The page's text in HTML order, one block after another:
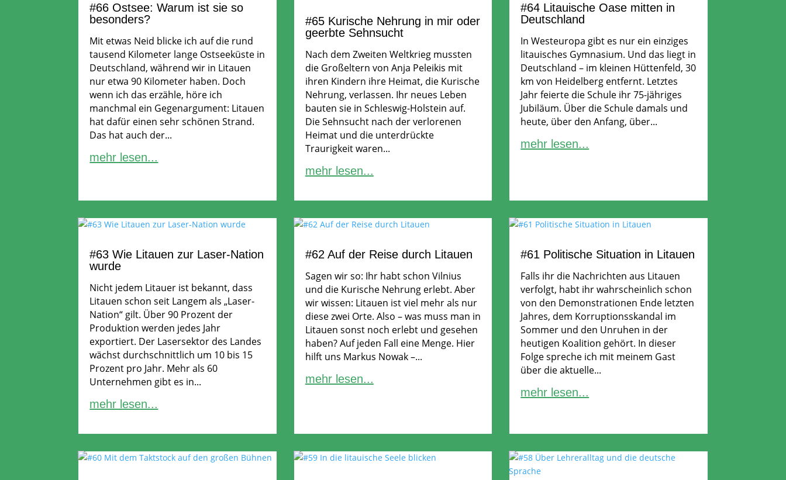
#66 Ostsee: Warum ist sie so
besonders?
Mit etwas Neid blicke ich auf die rund
tausend Kilometer lange Ostseeküste in
Deutschland, während wir in Litauen
nur etwa 90 Kilometer haben. Doch
wenn ich das erzähle, höre ich
manchmal ein Gegenargument: Litauen
hat dafür einen sehr schönen Strand.
Das hat auch der...
mehr lesen...
#65 Kurische Nehrung in mir oder
geerbte Sehnsucht
Nach dem Zweiten Weltkrieg mussten
die Großeltern von Anja Peleikis mit
ihren Kindern ihre Heimat, die Kurische
Nehrung, verlassen. Ihr neues Leben
bauten sie in Schleswig-Holstein auf.
Die Sehnsucht nach der verlorenen
Heimat und die unterdrückte
Traurigkeit waren...
mehr lesen...
#64 Litauische Oase mitten in
Deutschland
In Westeuropa gibt es nur ein einziges
litauisches Gymnasium. Und das liegt in
Deutschland – im kleinen Hüttenfeld, 30
km von Heidelberg entfernt. Letztes
Jahr feierte die Schule ihr 75-jähriges
Jubiläum. Über die Schule damals und
heute, über den Anfang, über...
mehr lesen...
#63 Wie Litauen zur Laser-Nation
wurde
Nicht jedem Litauer ist bekannt, dass
Litauen schon seit Langem als „Laser-
Nation“ gilt. Über 90 Prozent der
Produktion werden jedes Jahr
exportiert. Der Lasersektor des Landes
wächst durchschnittlich um 10 bis 15
Prozent pro Jahr. Mehr als 60
Unternehmen gibt es in...
mehr lesen...
#62 Auf der Reise durch Litauen
Sagen wir so: Ihr habt schon Vilnius
und die Kurische Nehrung erlebt. Aber
wir wissen: Litauen ist viel mehr als nur
diese zwei Orte. Also – was muss man in
Litauen sonst noch erlebt und gesehen
haben? Auf jeden Fall eine Menge. Hier
hilft uns Markus Nowak –...
mehr lesen...
#61 Politische Situation in Litauen
Falls ihr die Nachrichten aus Litauen
verfolgt, habt ihr wahrscheinlich schon
von den Demonstrationen Ende letzten
Jahres, dem Korruptionsskandal im
Sommer und den Unruhen in der
heutigen Koalition gehört. In dieser
Folge spreche ich mit meinem Gast
über die aktuelle...
mehr lesen...